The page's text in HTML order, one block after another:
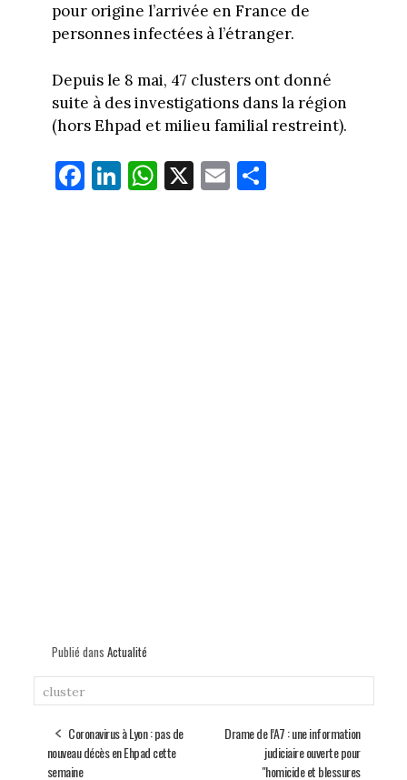
pour origine l’arrivée en France de
personnes infectées à l’étranger.
Depuis le 8 mai, 47 clusters ont donné
suite à des investigations dans la région
(hors Ehpad et milieu familial restreint).
Fa
ce
Li
nk
W
ha
X E
m
Pa
Publié dans Actualité
cluster
Coronavirus à Lyon : pas de
nouveau décès en Ehpad cette
semaine
Drame de l’A7 : une information
judiciaire ouverte pour
"homicide et blessures